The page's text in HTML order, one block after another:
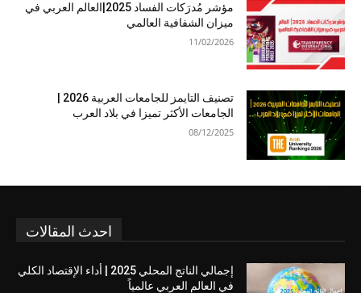
مؤشر مُدرَكات الفساد 2025|العالم العربي في
ميزان الشفافية العالمي
11/02/2026
الجامعات الأكثر تميزا في بلاد العرب
08/12/2025
احدث المقالات
إجمالي الناتج المحلي 2025 | أداء الإقتصاد الكلي
في العالم العربي عالمياً